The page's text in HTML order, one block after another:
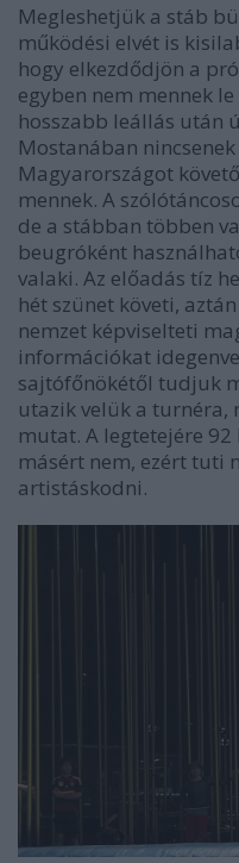
Megleshetjük a stáb
működési elvét is
hogy elkezdődjön a
egyben nem mennek
hosszabb leállás után
Mostanában
Magyarországot
mennek. A
de a stábban többen
beugróként
valaki. Az előadás tíz
hét szünet követi,
nemzet képviselteti
információkat
sajtófőnökétől tudjuk
utazik velük a turnéra,
mutat. A legtetejére
másért nem, ezért tuti
artistáskodni.